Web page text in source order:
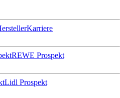
Karriere
REWE Prospekt
Lidl Prospekt